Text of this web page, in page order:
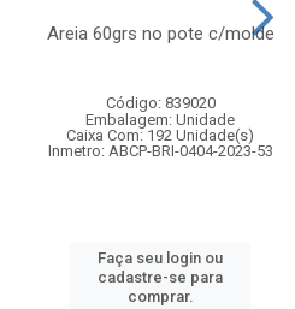
Areia 60grs no pote c/molde
Código: 839020
Embalagem: Unidade
Caixa Com: 192 Unidade(s)
Inmetro: ABCP-BRI-0404-2023-53
Faça seu login ou
cadastre-se para
comprar.